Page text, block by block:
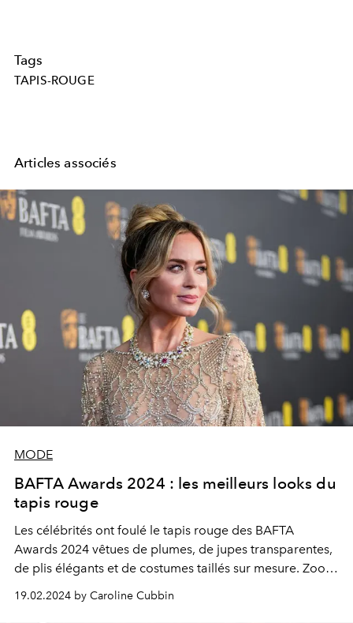
Tags
TAPIS-ROUGE
Articles associés
MODE
BAFTA Awards 2024 : les meilleurs looks du
tapis rouge
Les célébrités ont foulé le tapis rouge des BAFTA
Awards 2024 vêtues de plumes, de jupes transparentes,
de plis élégants et de costumes taillés sur mesure. Zoom
sur les meilleurs looks de cette cérémonie de remise de
prix très attendue.
19.02.2024 by Caroline Cubbin